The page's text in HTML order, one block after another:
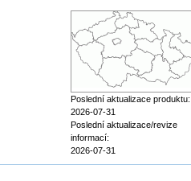
Poslední aktualizace produktu:
2026-07-31
Poslední aktualizace/revize
informací:
2026-07-31